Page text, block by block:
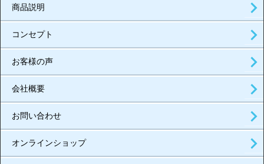
商品説明
コンセプト
お客様の声
会社概要
お問い合わせ
オンラインショップ